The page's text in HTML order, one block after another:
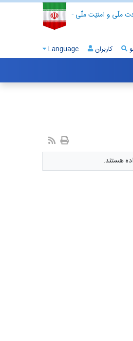
ملّی و امنیّت ملّی -
Language کاربران
هستند.